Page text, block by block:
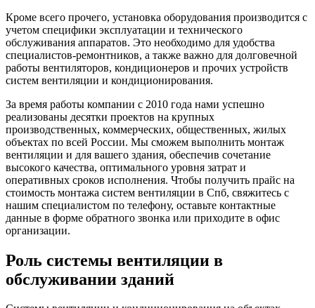
Кроме всего прочего, установка оборудования производится с
учетом специфики эксплуатации и технического
обслуживания аппаратов. Это необходимо для удобства
специалистов-ремонтников, а также важно для долговечной
работы вентиляторов, кондиционеров и прочих устройств
систем вентиляции и кондиционирования.
За время работы компании с 2010 года нами успешно
реализованы десятки проектов на крупных
производственных, коммерческих, общественных, жилых
объектах по всей России. Мы сможем выполнить монтаж
вентиляции и для вашего здания, обеспечив сочетание
высокого качества, оптимального уровня затрат и
оперативных сроков исполнения. Чтобы получить прайс на
стоимость монтажа систем вентиляции в Спб, свяжитесь с
нашим специалистом по телефону, оставьте контактные
данные в форме обратного звонка или приходите в офис
организации.
Роль системы вентиляции в
обслуживании зданий